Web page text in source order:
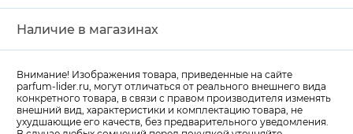
Наличие в магазинах
Внимание! Изображения товара, приведенные на сайте
parfum-lider.ru, могут отличаться от реального внешнего вида
конкретного товара, в связи с правом производителя изменять
внешний вид, характеристики и комплектацию товара, не
ухудшающие его качеств, без предварительного уведомления.